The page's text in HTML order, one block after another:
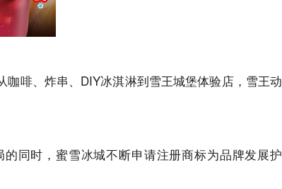
啡、炸串、DIY冰淇淋到雪王城堡体验店，雪王动
同时，蜜雪冰城不断申请注册商标为品牌发展护